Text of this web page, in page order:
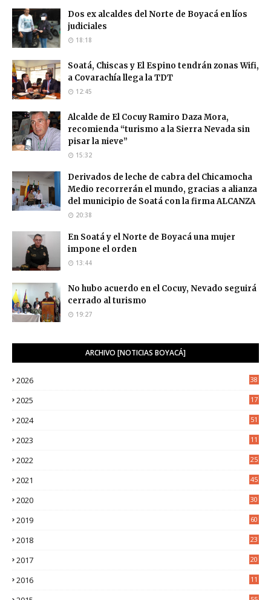
Dos ex alcaldes del Norte de Boyacá en líos
judiciales
18:18
Soatá, Chiscas y El Espino tendrán zonas Wifi,
a Covarachía llega la TDT
12:45
Alcalde de El Cocuy Ramiro Daza Mora,
recomienda “turismo a la Sierra Nevada sin
pisar la nieve”
15:32
Derivados de leche de cabra del Chicamocha
Medio recorrerán el mundo, gracias a alianza
del municipio de Soatá con la firma ALCANZA
20:38
En Soatá y el Norte de Boyacá una mujer
impone el orden
13:44
No hubo acuerdo en el Cocuy, Nevado seguirá
cerrado al turismo
19:27
ARCHIVO [NOTICIAS BOYACÁ]
2026 38
2025
17
2024 51
2023
11
2022
25
2021
45
2020
30
2019 60
2018
23
2017
20
2016
11